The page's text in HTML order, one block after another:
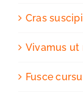
Cras
Vivamus ut
Fusce